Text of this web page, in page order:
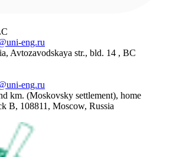
eng.ru
Avtozavodskaya str., bld. 14 , BC
eng.ru
km. (Moskovsky settlement), home
B, 108811, Moscow, Russia